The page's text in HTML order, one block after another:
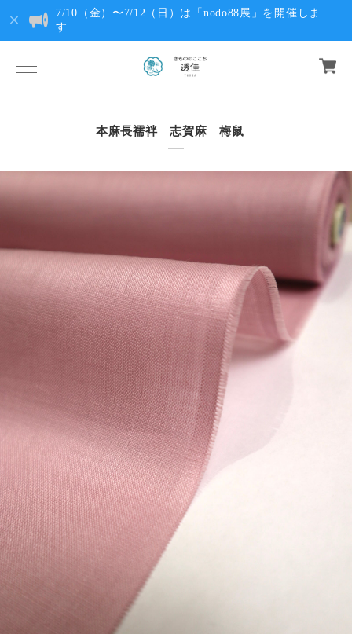
7/10（金）〜7/12（日）は「nodo88展」を開催しま
す
本麻長襦袢 志賀麻 梅鼠